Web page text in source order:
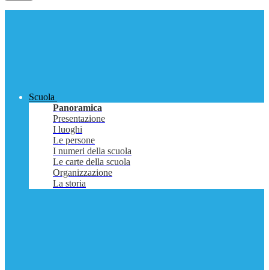
Scuola
Panoramica
Presentazione
I luoghi
Le persone
I numeri della scuola
Le carte della scuola
Organizzazione
La storia